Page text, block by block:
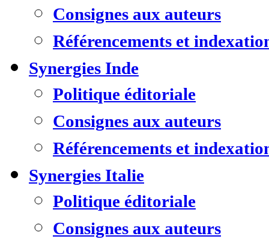
Consignes aux auteurs
Référencements et
Synergies Inde
Politique éditoriale
Consignes aux auteurs
Référencements et
Synergies Italie
Politique éditoriale
Consignes aux auteurs